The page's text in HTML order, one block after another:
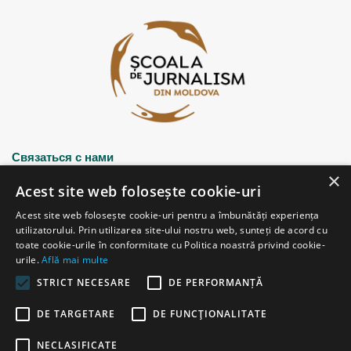
Связаться с нами
Strada Șciusev, 53
2012 Chișinău, Republica Moldova
tel: (+373 22) 213652, 227539
fax: (+373 22) 226681
Email: redactia@ijc.md
×
Acest site web folosește cookie-uri
Acest site web folosește cookie-uri pentru a îmbunătăți experiența
utilizatorului. Prin utilizarea site-ului nostru web, sunteți de acord cu
toate cookie-urile în conformitate cu Politica noastră privind cookie-
urile.Află mai multe
STRICT NECESARE
DE PERFORMANȚĂ
DE TARGETARE DE FUNCŢIONALITATE
NECLASIFICATE